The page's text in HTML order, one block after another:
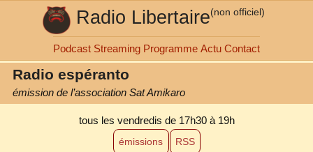
Radio Libertaire(non officiel)
Podcast Streaming Programme Actu Contact
Radio espéranto
émission de l’association Sat Amikaro
tous les vendredis de 17h30 à 19h
émissions RSS